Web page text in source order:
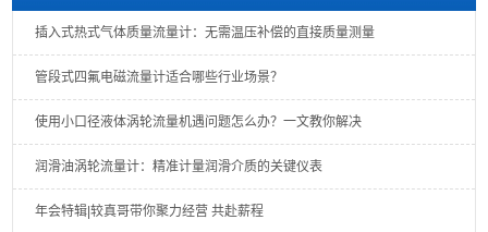
插入式热式气体质量流量计：无需温压补偿的直接质量测量
管段式四氟电磁流量计适合哪些行业场景？
使用小口径液体涡轮流量机遇问题怎么办？一文教你解决
润滑油涡轮流量计：精准计量润滑介质的关键仪表
年会特辑|较真哥带你聚力经营 共赴薪程